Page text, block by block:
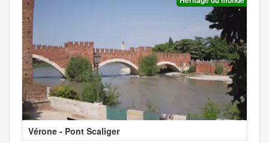
Vérone - Pont Scaliger